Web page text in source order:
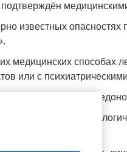
известных
медицинских способах
или с
пациент считает
или